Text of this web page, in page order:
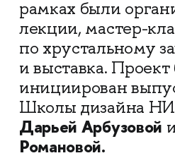
рамках были
лекции, мастер-
по хрустальному
и выставка.
инициирован
Школы дизайна
Дарьей Арбузовой
Романовой.